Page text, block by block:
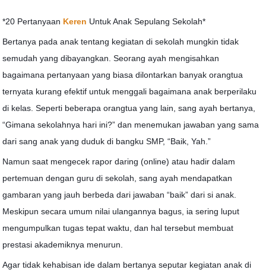
*20 Pertanyaan Keren Untuk Anak Sepulang Sekolah*
Bertanya pada anak tentang kegiatan di sekolah mungkin tidak
semudah yang dibayangkan. Seorang ayah mengisahkan
bagaimana pertanyaan yang biasa dilontarkan banyak orangtua
ternyata kurang efektif untuk menggali bagaimana anak berperilaku
di kelas. Seperti beberapa orangtua yang lain, sang ayah bertanya,
“Gimana sekolahnya hari ini?” dan menemukan jawaban yang sama
dari sang anak yang duduk di bangku SMP, “Baik, Yah.”
Namun saat mengecek rapor daring (online) atau hadir dalam
pertemuan dengan guru di sekolah, sang ayah mendapatkan
gambaran yang jauh berbeda dari jawaban “baik” dari si anak.
Meskipun secara umum nilai ulangannya bagus, ia sering luput
mengumpulkan tugas tepat waktu, dan hal tersebut membuat
prestasi akademiknya menurun.
Agar tidak kehabisan ide dalam bertanya seputar kegiatan anak di